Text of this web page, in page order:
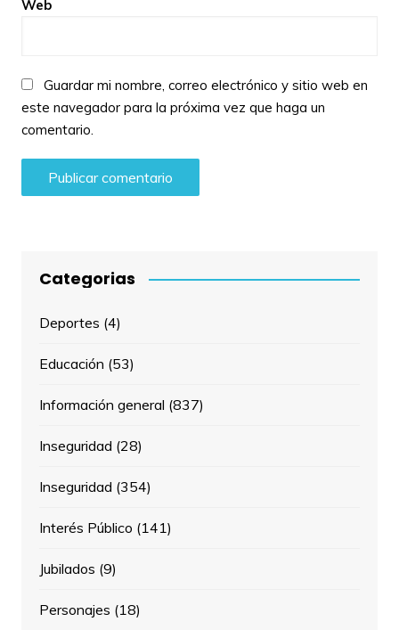
Web
Guardar mi nombre, correo electrónico y sitio web en
este navegador para la próxima vez que haga un
comentario.
Categorias
Deportes (4)
Educación (53)
Información general (837)
Inseguridad (28)
Inseguridad (354)
Interés Público (141)
Jubilados (9)
Personajes (18)